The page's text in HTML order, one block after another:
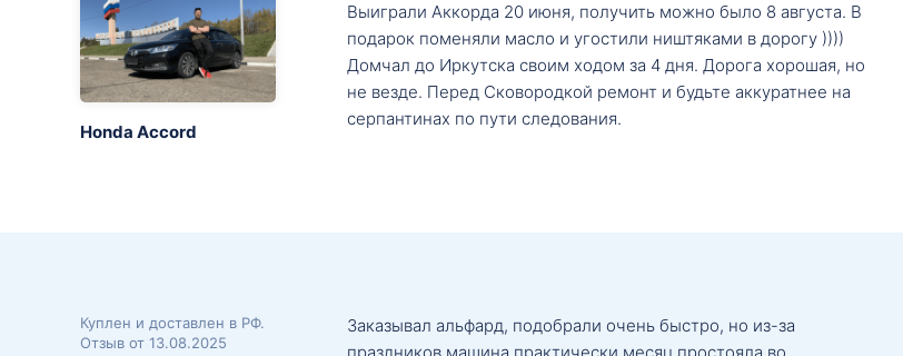
Honda Accord
Выиграли Аккорда 20 июня, получить можно было 8 августа. В
подарок поменяли масло и угостили ништяками в дорогу ))))
Домчал до Иркутска своим ходом за 4 дня. Дорога хорошая, но
не везде. Перед Сковородкой ремонт и будьте аккуратнее на
серпантинах по пути следования.
Куплен и доставлен в РФ.
Отзыв от 13.08.2025
Заказывал альфард, подобрали очень быстро, но из-за
праздников машина практически месяц простояла во